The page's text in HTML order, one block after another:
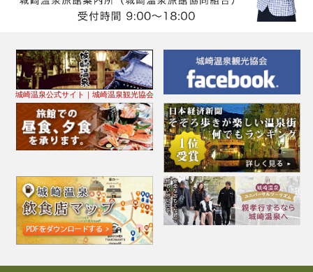
城崎温泉公式サイト｜城崎温泉観光協会